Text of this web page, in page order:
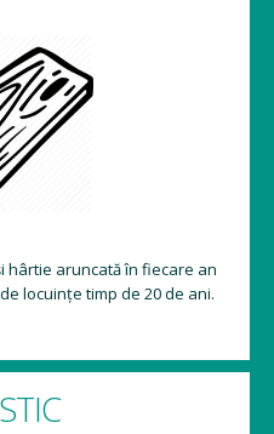
hârtie aruncată în fiecare an
locuințe timp de 20 de ani.